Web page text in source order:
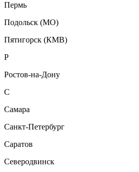
Пермь
Подольск (МО)
Пятигорск (КМВ)
Р
Ростов-на-Дону
С
Самара
Санкт-Петербург
Саратов
Северодвинск